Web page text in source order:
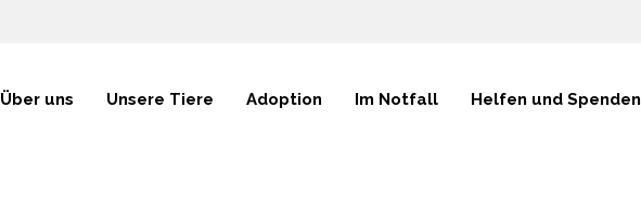
Über uns Unsere Tiere Adoption Im Notfall Helfen und Spenden